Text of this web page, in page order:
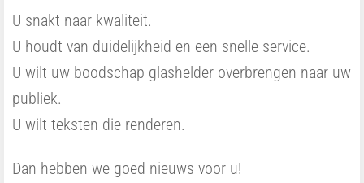
U snakt naar kwaliteit.
U houdt van duidelijkheid en een snelle service.
U wilt uw boodschap glashelder overbrengen naar uw
publiek.
U wilt teksten die renderen.
Dan hebben we goed nieuws voor u!